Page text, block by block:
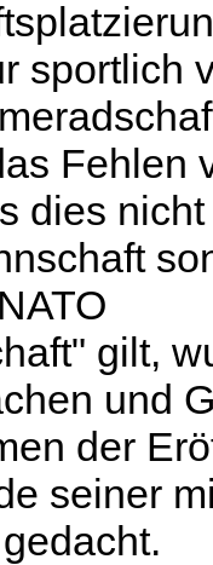
sportlich
Fehlen
dies
gilt,
und
der
seiner